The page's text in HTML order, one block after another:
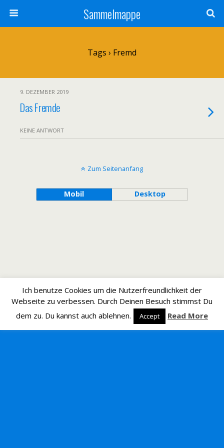
Sammelmappe
Tags › Fremd
9. DEZEMBER 2019
Das Fremde
KEINE ANTWORT
Zum Seitenanfang
Mobil Desktop
Ich benutze Cookies um die Nutzerfreundlichkeit der
Webseite zu verbessen. Durch Deinen Besuch stimmst Du
dem zu. Du kannst auch ablehnen.
Accept Read More